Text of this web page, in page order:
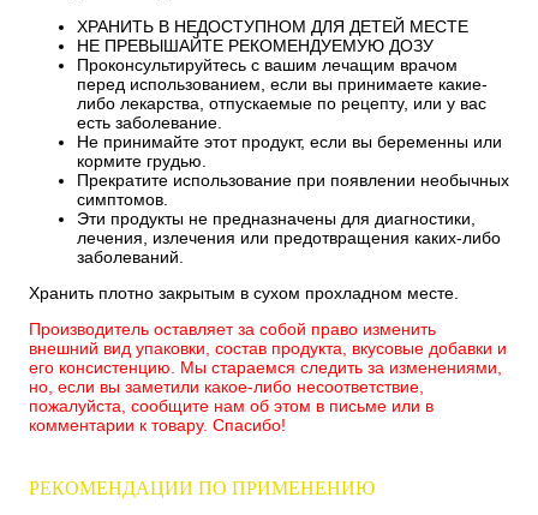
ХРАНИТЬ В НЕДОСТУПНОМ ДЛЯ ДЕТЕЙ МЕСТЕ
НЕ ПРЕВЫШАЙТЕ РЕКОМЕНДУЕМУЮ ДОЗУ
Проконсультируйтесь с вашим лечащим врачом
перед использованием, если вы принимаете какие-
либо лекарства, отпускаемые по рецепту, или у вас
есть заболевание.
Не принимайте этот продукт, если вы беременны или
кормите грудью.
Прекратите использование при появлении необычных
симптомов.
Эти продукты не предназначены для диагностики,
лечения, излечения или предотвращения каких-либо
заболеваний.
Хранить плотно закрытым в сухом прохладном месте.
Производитель оставляет за собой право изменить
внешний вид упаковки, состав продукта, вкусовые добавки и
его консистенцию. Мы стараемся следить за изменениями,
но, если вы заметили какое-либо несоответствие,
пожалуйста, сообщите нам об этом в письме или в
комментарии к товару. Спасибо!
РЕКОМЕНДАЦИИ ПО ПРИМЕНЕНИЮ